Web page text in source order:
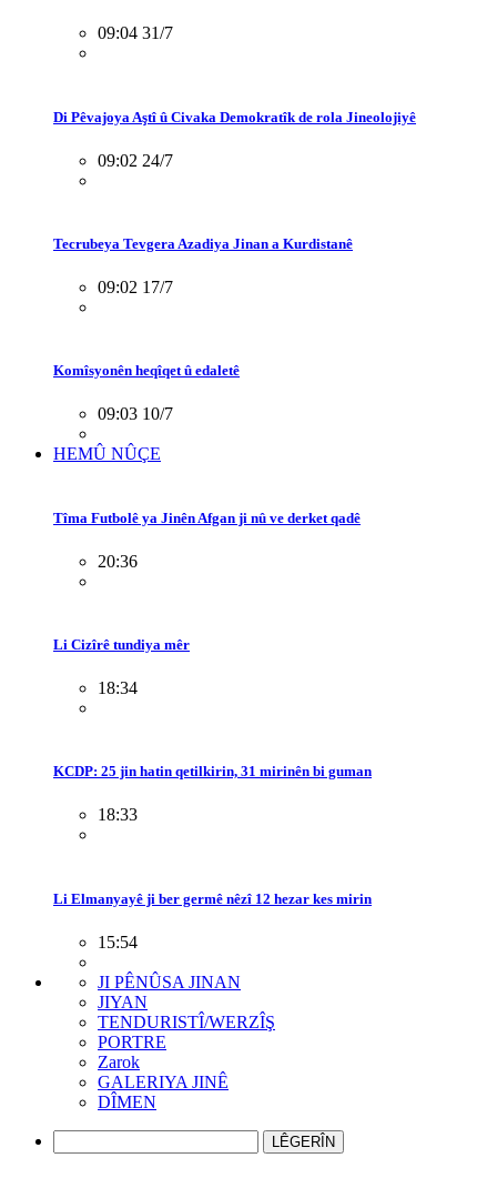
09:04 31/7
Di Pêvajoya Aştî û Civaka Demokratîk de rola Jineolojiyê
09:02 24/7
Tecrubeya Tevgera Azadiya Jinan a Kurdistanê
09:02 17/7
Komîsyonên heqîqet û edaletê
09:03 10/7
HEMÛ NÛÇE
Tîma Futbolê ya Jinên Afgan ji nû ve derket qadê
20:36
Li Cizîrê tundiya mêr
18:34
KCDP: 25 jin hatin qetilkirin, 31 mirinên bi guman
18:33
Li Elmanyayê ji ber germê nêzî 12 hezar kes mirin
15:54
JI PÊNÛSA JINAN
JIYAN
TENDURISTÎ/WERZÎŞ
PORTRE
Zarok
GALERIYA JINÊ
DÎMEN
LÊGERÎN